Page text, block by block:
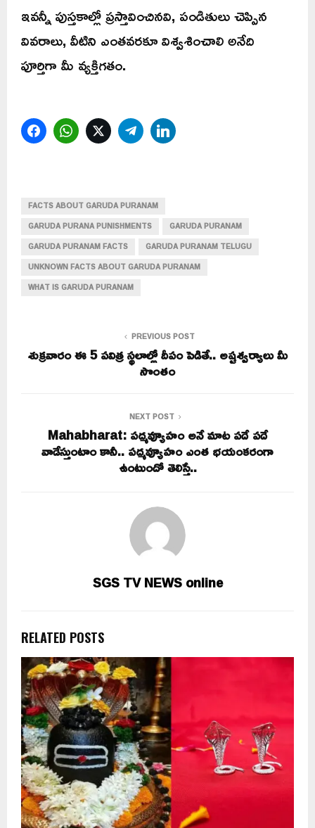
ఇవన్నీ పుస్తకాల్లో ప్రస్తావించినవి, పండితులు చెప్పిన
వివరాలు, వీటిని ఎంతవరకూ విశ్వశించాలి అనేది
పూర్తిగా మీ వ్యక్తిగతం.
FacebookWhatsAppTwitterTelegram
FACTS ABOUT GARUDA PURANAM
GARUDA PURANA PUNISHMENTS
GARUDA PURANAM
GARUDA PURANAM FACTS
GARUDA PURANAM TELUGU
UNKNOWN FACTS ABOUT GARUDA PURANAM
WHAT IS GARUDA PURANAM
PREVIOUS POST
శుక్రవారం ఈ 5 పవిత్ర స్థలాల్లో దీపం పెడితే.. అష్టశ్వర్యాలు మీ
సొంతం
NEXT POST
Mahabharat: పద్మవ్యూహం అనే మాట పదే పదే
వాడేస్తుంటాం కానీ.. పద్మవ్యూహం ఎంత భయంకరంగా
ఉంటుందో తెలిస్తే..
SGS TV NEWS online
RELATED POSTS